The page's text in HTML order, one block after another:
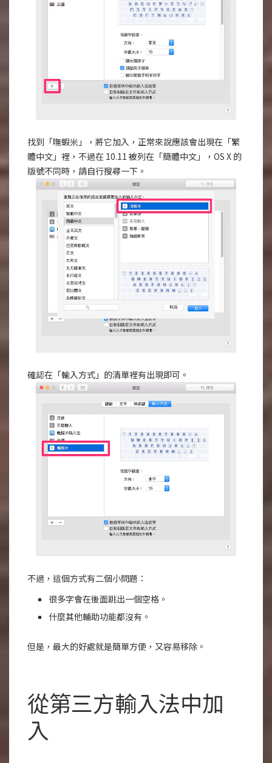
找到「嘸蝦米」，將它加入，正常來說應該會出現在「繁
體中文」裡，不過在 10.11 被列在「簡體中文」，OS X 的
版號不同時，請自行搜尋一下。
確認在「輸入方式」的清單裡有出現即可。
不過，這個方式有二個小問題：
很多字會在後面跳出一個空格。
什麼其他輔助功能都沒有。
但是，最大的好處就是簡單方便，又容易移除。
從第三方輸入法中加
入